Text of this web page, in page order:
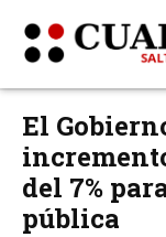
El
del 7%
pública